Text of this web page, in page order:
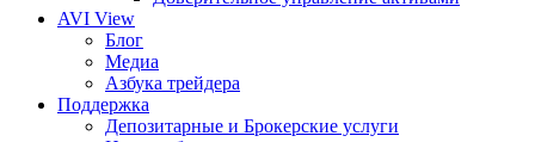
AVI View
Блог
Медиа
Азбука трейдера
Поддержка
Депозитарные и Брокерские услуги